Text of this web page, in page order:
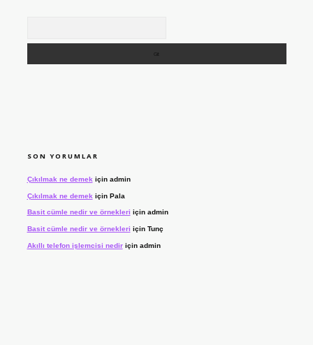
SON YORUMLAR
Çıkılmak ne demek için admin
Çıkılmak ne demek için Pala
Basit cümle nedir ve örnekleri için admin
Basit cümle nedir ve örnekleri için Tunç
Akıllı telefon işlemcisi nediriçin admin